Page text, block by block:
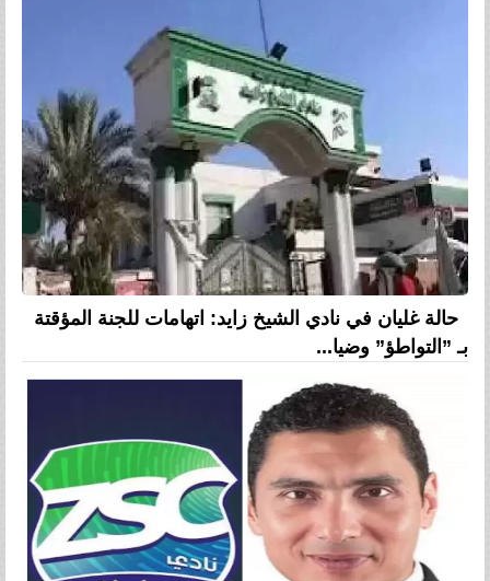
حالة غليان في نادي الشيخ زايد: اتهامات للجنة المؤقتة
بـ ”التواطؤ” وضيا...